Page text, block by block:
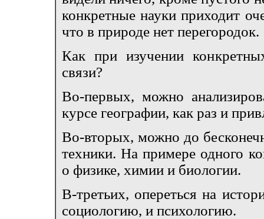
конкретные науки приходит
что в природе нет перегородок.
Как при изучении
связи?
Во-первых, можно
курсе географии, как раз и
Во-вторых, можно до
техники. На примере одного
о физике, химии и биологии.
В-третьих, опереться на
социологию, и психологию.